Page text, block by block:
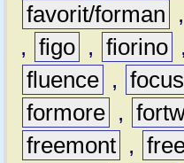
favorit/forman
,
, figo , fiorino ,
fluence , focus
formore ,
freemont ,